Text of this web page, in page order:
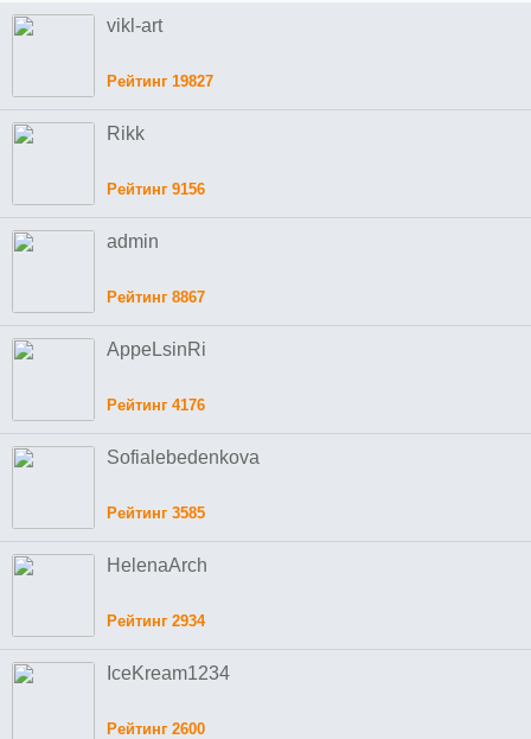
vikl-art
Рейтинг 19827
Rikk
Рейтинг 9156
admin
Рейтинг 8867
AppeLsinRi
Рейтинг 4176
Sofialebedenkova
Рейтинг 3585
HelenaArch
Рейтинг 2934
IceKream1234
Рейтинг 2600